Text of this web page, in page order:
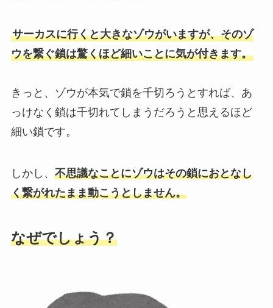
サーカスに行くと大きなゾウがいますが、そのゾ
ウを繋ぐ鎖は驚くほど細いことに気が付きます。
きっと、ゾウが本気で鎖を千切ろうとすれば、あ
っけなく鎖は千切れてしまうだろうと思えるほど
細い鎖です。
しかし、 不思議なことにゾウはその鎖におとなし
く繋がれたまま動こうとしません。
なぜでしょう？